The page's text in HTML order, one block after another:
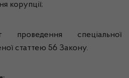
корупції;
проведення спеціальної
статтею 56 Закону.